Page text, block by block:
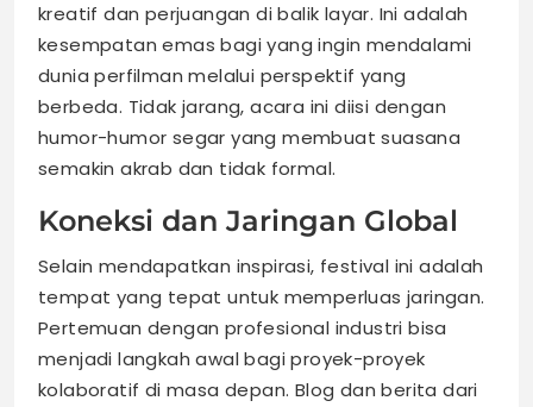
kreatif dan perjuangan di balik layar. Ini adalah
kesempatan emas bagi yang ingin mendalami
dunia perfilman melalui perspektif yang
berbeda. Tidak jarang, acara ini diisi dengan
humor-humor segar yang membuat suasana
semakin akrab dan tidak formal.
Koneksi dan Jaringan Global
Selain mendapatkan inspirasi, festival ini adalah
tempat yang tepat untuk memperluas jaringan.
Pertemuan dengan profesional industri bisa
menjadi langkah awal bagi proyek-proyek
kolaboratif di masa depan. Blog dan berita dari